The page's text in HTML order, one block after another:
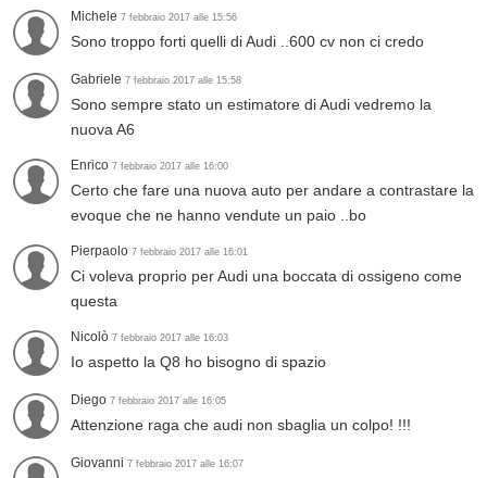
Michele 7 febbraio 2017 alle 15:56
Sono troppo forti quelli di Audi ..600 cv non ci credo
Gabriele 7 febbraio 2017 alle 15:58
Sono sempre stato un estimatore di Audi vedremo la
nuova A6
Enrico 7 febbraio 2017 alle 16:00
Certo che fare una nuova auto per andare a contrastare la
evoque che ne hanno vendute un paio ..bo
Pierpaolo 7 febbraio 2017 alle 16:01
Ci voleva proprio per Audi una boccata di ossigeno come
questa
Nicolò 7 febbraio 2017 alle 16:03
Io aspetto la Q8 ho bisogno di spazio
Diego 7 febbraio 2017 alle 16:05
Attenzione raga che audi non sbaglia un colpo! !!!
Giovanni 7 febbraio 2017 alle 16:07